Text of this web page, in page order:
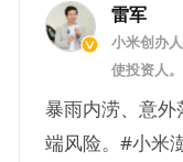
雷军
小米创办
使投资人。
暴雨内涝、意
端风险。#小米